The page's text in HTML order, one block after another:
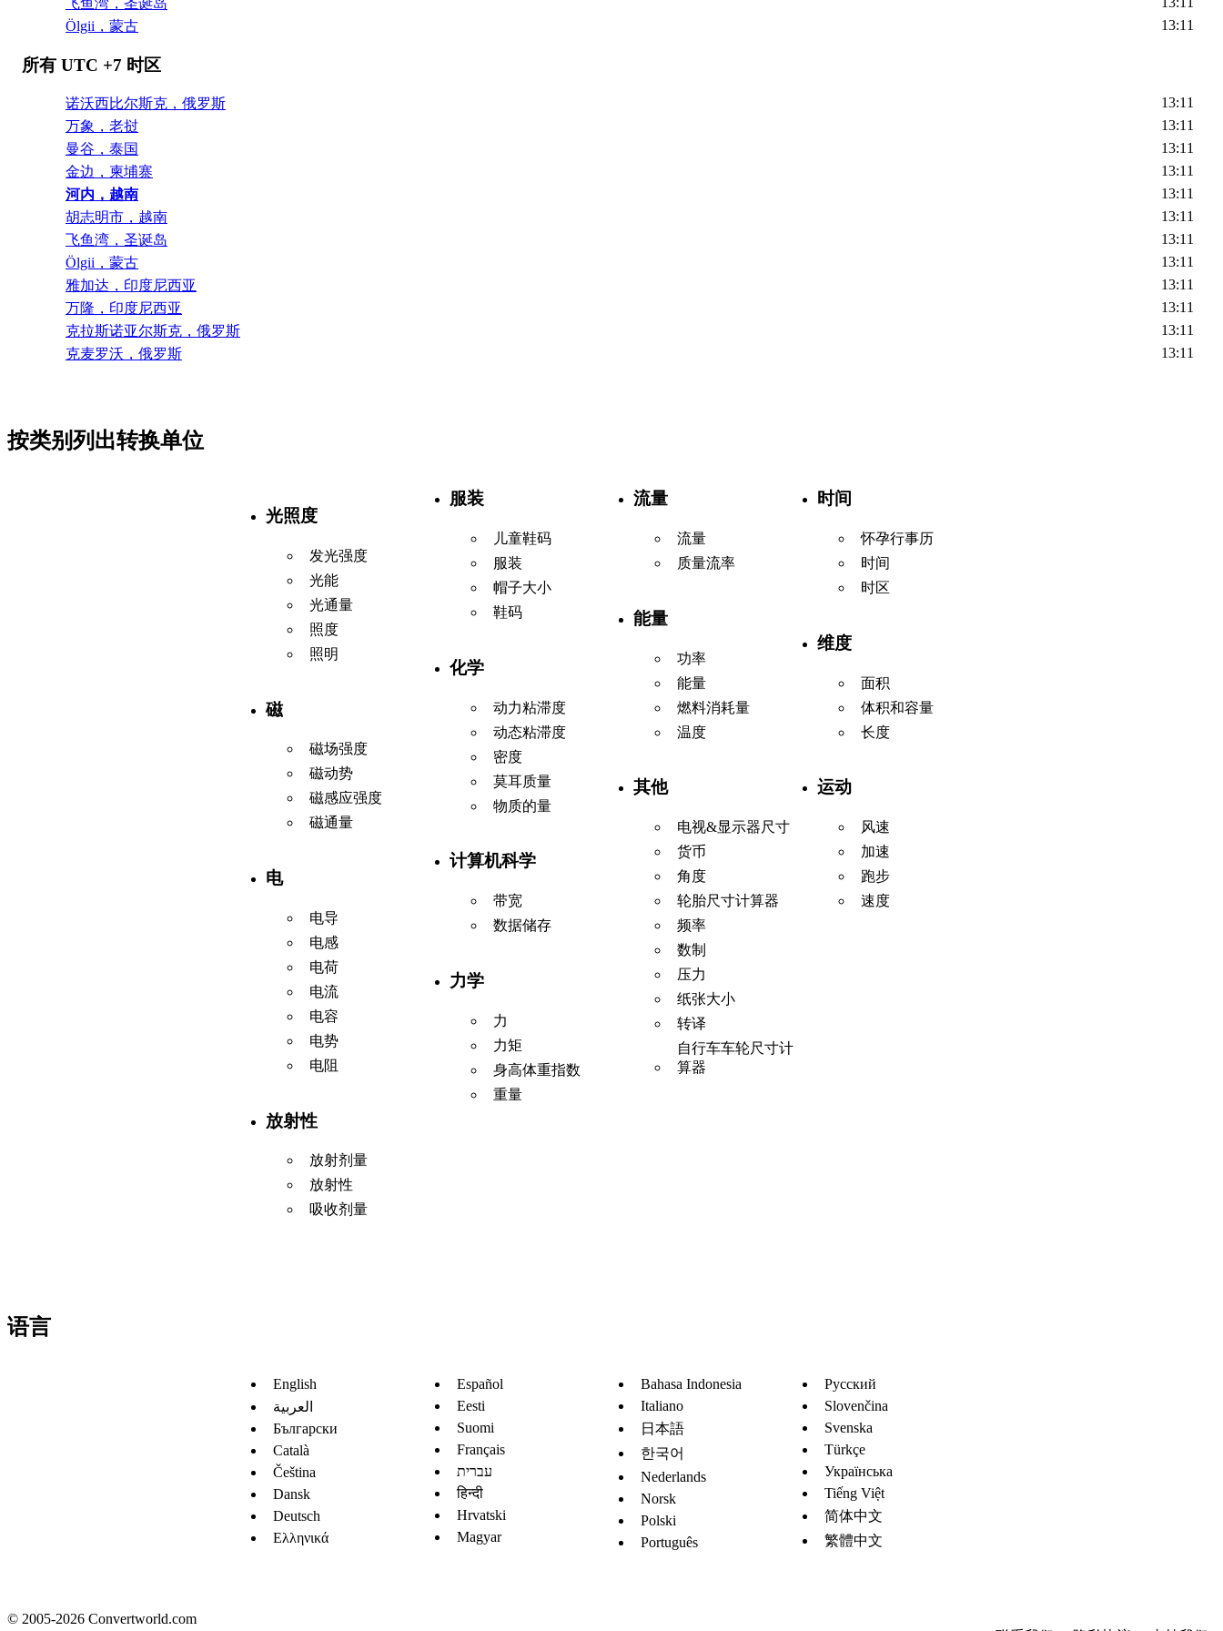
飞鱼湾，圣诞岛
Ölgii，蒙古
13:11
所有 UTC +7 时区
诺沃西比尔斯克，俄罗斯
13:11
万象，老挝
13:11
曼谷，泰国
13:11
金边，柬埔寨
13:11
河内，越南
13:11
胡志明市，越南
13:11
飞鱼湾，圣诞岛
13:11
Ölgii，蒙古
13:11
雅加达，印度尼西亚
13:11
万隆，印度尼西亚
13:11
克拉斯诺亚尔斯克，俄罗斯
13:11
克麦罗沃，俄罗斯
13:11
按类别列出转换单位
光照度
发光强度
光能
光通量
照度
照明
磁
磁场强度
磁动势
磁感应强度
磁通量
电
电导
电感
电荷
电流
电容
电势
电阻
放射性
放射剂量
放射性
吸收剂量
服装
儿童鞋码
服装
帽子大小
鞋码
化学
动力粘滞度
动态粘滞度
密度
莫耳质量
物质的量
计算机科学
带宽
数据储存
力学
力
力矩
身高体重指数
重量
流量
流量
质量流率
能量
功率
能量
燃料消耗量
温度
其他
电视&显示器尺寸
货币
角度
轮胎尺寸计算器
频率
数制
压力
纸张大小
转译
自行车车轮尺寸计
算器
时间
怀孕行事历
时间
时区
维度
面积
体积和容量
长度
运动
风速
加速
跑步
速度
语言
English
العربية
Български
Català
Čeština
Dansk
Deutsch
Ελληνικά
Español
Eesti
Suomi
Français
עברית
हिन्दी
Hrvatski
Magyar
Bahasa Indonesia
Italiano
日本語
한국어
Nederlands
Norsk
Polski
Português
Русский
Slovenčina
Svenska
Türkçe
Украïнська
Tiếng Việt
简体中文
繁體中文
© 2005-2026 Convertworld.com